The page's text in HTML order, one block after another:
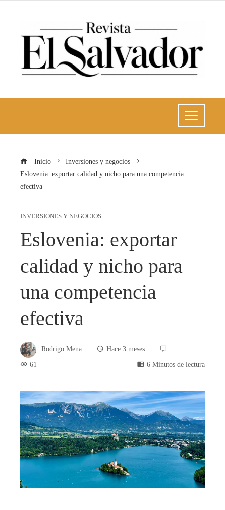
Inicio
Inversiones y negocios
Eslovenia: exportar calidad y nicho para una competencia
efectiva
INVERSIONES Y NEGOCIOS
Eslovenia: exportar
calidad y nicho para
una competencia
efectiva
Rodrigo Mena
Hace 3 meses
61
6 Minutos de lectura